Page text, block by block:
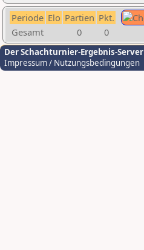
Periode Elo Partien Pkt.
Gesamt
0 0
Der Schachturnier-Ergebnis-Server
Impressum / Nutzungsbedingungen